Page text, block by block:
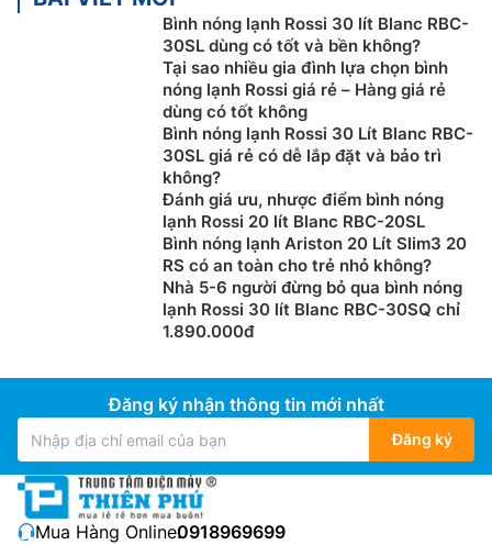
Bình nóng lạnh Rossi 30 lít Blanc RBC-
30SL dùng có tốt và bền không?
Tại sao nhiều gia đình lựa chọn bình
nóng lạnh Rossi giá rẻ – Hàng giá rẻ
dùng có tốt không
Bình nóng lạnh Rossi 30 Lít Blanc RBC-
30SL giá rẻ có dễ lắp đặt và bảo trì
không?
Đánh giá ưu, nhược điểm bình nóng
lạnh Rossi 20 lít Blanc RBC-20SL
Bình nóng lạnh Ariston 20 Lít Slim3 20
RS có an toàn cho trẻ nhỏ không?
Nhà 5-6 người đừng bỏ qua bình nóng
lạnh Rossi 30 lít Blanc RBC-30SQ chỉ
1.890.000đ
Đăng ký nhận thông tin mới nhất
Đăng ký
Mua Hàng Online:0918969699